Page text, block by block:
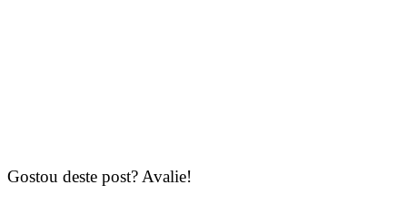
Gostou deste post? Avalie!